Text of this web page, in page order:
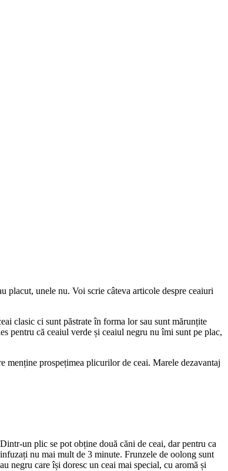
placut, unele nu. Voi scrie câteva articole despre ceaiuri
clasic ci sunt păstrate în forma lor sau sunt mărunțite
pentru că ceaiul verde și ceaiul negru nu îmi sunt pe plac,
prospețimea plicurilor de ceai. Marele dezavantaj
un plic se pot obține două căni de ceai, dar pentru ca
nu mai mult de 3 minute. Frunzele de oolong sunt
negru care își doresc un ceai mai special, cu aromă și